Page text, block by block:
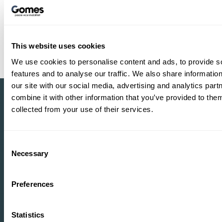
This website uses cookies
We use cookies to personalise content and ads, to provide
features and to analyse our traffic. We also share
our site with our social media, advertising and analytics
combine it with other information that you’ve provided to
collected from your use of their services.
Selection
Necessary
Preferences
Statistics
072 - 56 70 400